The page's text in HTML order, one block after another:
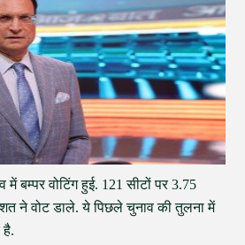
बम्पर वोटिंग हुई. 121 सीटों पर 3.75
ने वोट डाले. ये पिछले चुनाव की तुलना में